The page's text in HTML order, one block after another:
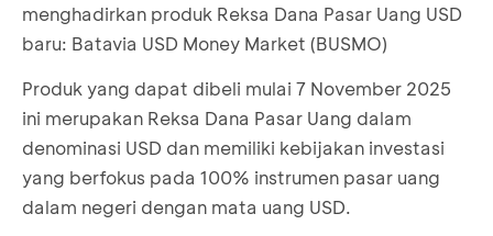
menghadirkan produk Reksa Dana Pasar Uang USD
baru: Batavia USD Money Market (BUSMO)
Produk yang dapat dibeli mulai 7 November 2025
ini merupakan Reksa Dana Pasar Uang dalam
denominasi USD dan memiliki kebijakan investasi
yang berfokus pada 100% instrumen pasar uang
dalam negeri dengan mata uang USD.